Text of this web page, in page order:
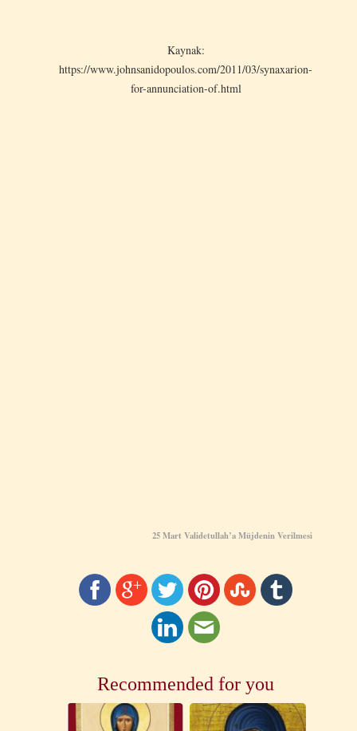
Kaynak:
https://www.johnsanidopoulos.com/2011/03/synaxarion-
for-annunciation-of.html
25 Mart Validetullah’a Müjdenin Verilmesi
Recommended for you